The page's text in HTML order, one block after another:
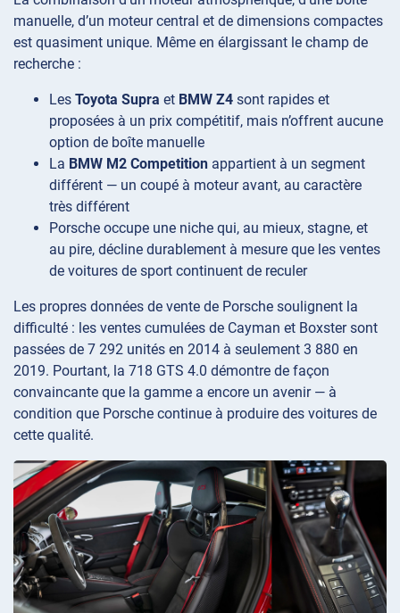
manuelle, d’un moteur central et de dimensions compactes
est quasiment unique. Même en élargissant le champ de
recherche :
Les Toyota Supra et BMW Z4 sont rapides et
proposées à un prix compétitif, mais n’offrent aucune
option de boîte manuelle
La BMW M2 Competition appartient à un segment
différent — un coupé à moteur avant, au caractère
très différent
Porsche occupe une niche qui, au mieux, stagne, et
au pire, décline durablement à mesure que les ventes
de voitures de sport continuent de reculer
Les propres données de vente de Porsche soulignent la
difficulté : les ventes cumulées de Cayman et Boxster sont
passées de 7 292 unités en 2014 à seulement 3 880 en
2019. Pourtant, la 718 GTS 4.0 démontre de façon
convaincante que la gamme a encore un avenir — à
condition que Porsche continue à produire des voitures de
cette qualité.